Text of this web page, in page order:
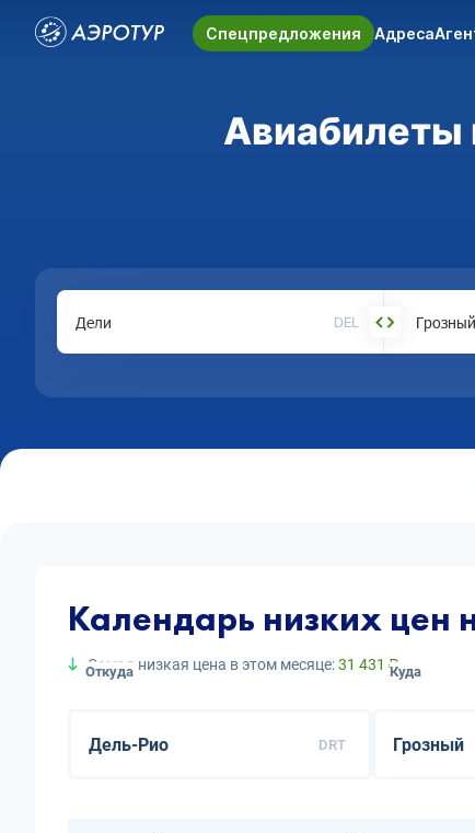
Спецпредложения Адреса
Авиабилеты
DEL
Календарь низких цен
Самая низкая цена в этом месяце:31 431 ₽
Откуда
DRT
Куда